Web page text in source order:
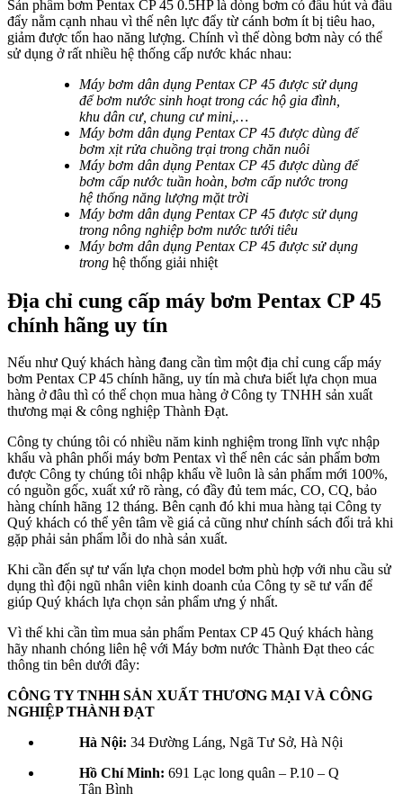
Sản phẩm bơm Pentax CP 45 0.5HP là dòng bơm có đầu hút và đầu
đẩy nằm cạnh nhau vì thế nên lực đẩy từ cánh bơm ít bị tiêu hao,
giảm được tổn hao năng lượng. Chính vì thế dòng bơm này có thể
sử dụng ở rất nhiều hệ thống cấp nước khác nhau:
Máy bơm dân dụng Pentax CP 45 được sử dụng
để bơm nước sinh hoạt trong các hộ gia đình,
khu dân cư, chung cư mini,…
Máy bơm dân dụng Pentax CP 45 được dùng để
bơm xịt rửa chuồng trại trong chăn nuôi
Máy bơm dân dụng Pentax CP 45 được dùng để
bơm cấp nước tuần hoàn, bơm cấp nước trong
hệ thống năng lượng mặt trời
Máy bơm dân dụng Pentax CP 45 được sử dụng
trong nông nghiệp bơm nước tưới tiêu
Máy bơm dân dụng Pentax CP 45 được sử dụng
trong hệ thống giải nhiệt
Địa chỉ cung cấp máy bơm Pentax CP 45
chính hãng uy tín
Nếu như Quý khách hàng đang cần tìm một địa chỉ cung cấp máy
bơm Pentax CP 45 chính hãng, uy tín mà chưa biết lựa chọn mua
hàng ở đâu thì có thể chọn mua hàng ở Công ty TNHH sản xuất
thương mại & công nghiệp Thành Đạt.
Công ty chúng tôi có nhiều năm kinh nghiệm trong lĩnh vực nhập
khẩu và phân phối máy bơm Pentax vì thế nên các sản phẩm bơm
được Công ty chúng tôi nhập khẩu về luôn là sản phẩm mới 100%,
có nguồn gốc, xuất xứ rõ ràng, có đầy đủ tem mác, CO, CQ, bảo
hàng chính hãng 12 tháng. Bên cạnh đó khi mua hàng tại Công ty
Quý khách có thể yên tâm về giá cả cũng như chính sách đổi trả khi
gặp phải sản phẩm lỗi do nhà sản xuất.
Khi cần đến sự tư vấn lựa chọn model bơm phù hợp với nhu cầu sử
dụng thì đội ngũ nhân viên kinh doanh của Công ty sẽ tư vấn để
giúp Quý khách lựa chọn sản phẩm ưng ý nhất.
Vì thế khi cần tìm mua sản phẩm Pentax CP 45 Quý khách hàng
hãy nhanh chóng liên hệ với Máy bơm nước Thành Đạt theo các
thông tin bên dưới đây:
CÔNG TY TNHH SẢN XUẤT THƯƠNG MẠI VÀ CÔNG
NGHIỆP THÀNH ĐẠT
Hà Nội: 34 Đường Láng, Ngã Tư Sở, Hà Nội
Hồ Chí Minh: 691 Lạc long quân – P.10 – Q
Tân Bình